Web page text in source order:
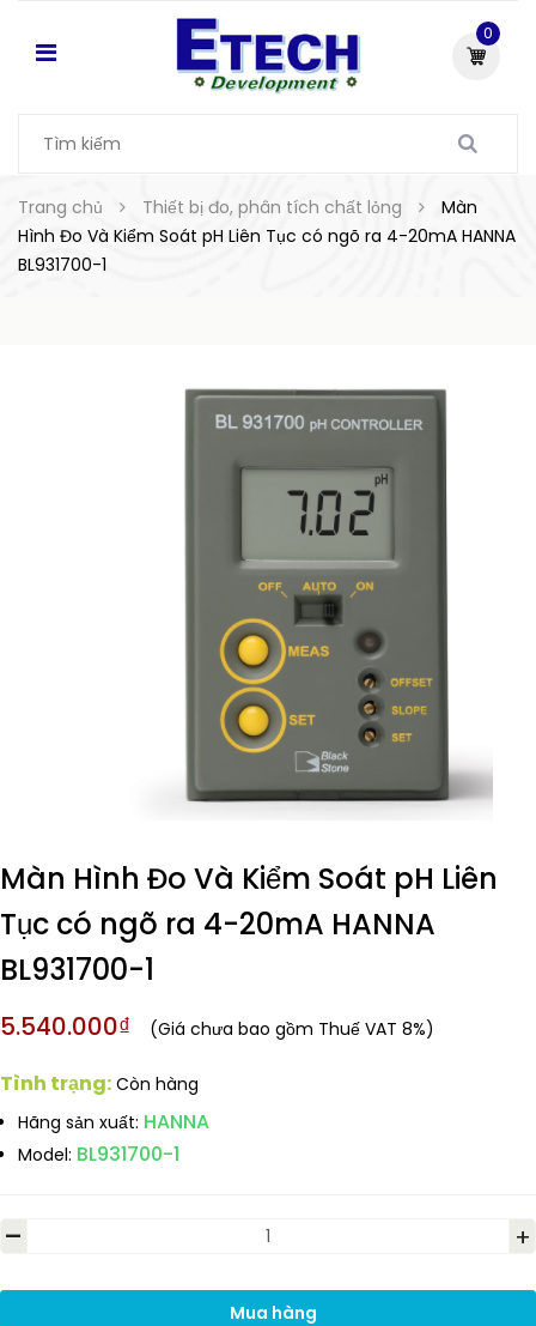
0
Trang chủ Thiết bị đo, phân tích chất lỏng
Màn
Hình Đo Và Kiểm Soát pH Liên Tục có ngõ ra 4-20mA HANNA
BL931700-1
Màn Hình Đo Và Kiểm Soát pH Liên
Tục có ngõ ra 4-20mA HANNA
BL931700-1
5.540.000₫ (Giá chưa bao gồm Thuế VAT 8%)
Tình trạng: Còn hàng
Hãng sản xuất: HANNA
Model: BL931700-1
- +
Mua hàng